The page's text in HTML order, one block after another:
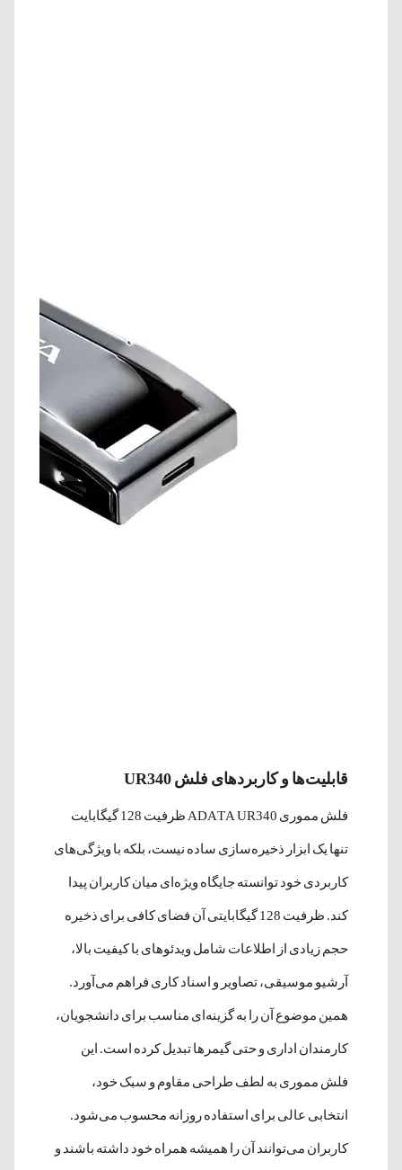
قابلیت‌ها و کاربردهای فلش UR340
فلش مموری ADATA UR340 ظرفیت 128 گیگابایت
تنها یک ابزار ذخیره‌سازی ساده نیست، بلکه با ویژگی‌های
کاربردی خود توانسته جایگاه ویژه‌ای میان کاربران پیدا
کند. ظرفیت 128 گیگابایتی آن فضای کافی برای ذخیره
حجم زیادی از اطلاعات شامل ویدئوهای با کیفیت بالا،
آرشیو موسیقی، تصاویر و اسناد کاری فراهم می‌آورد.
همین موضوع آن را به گزینه‌ای مناسب برای دانشجویان،
کارمندان اداری و حتی گیمرها تبدیل کرده است. این
فلش مموری به لطف طراحی مقاوم و سبک خود،
انتخابی عالی برای استفاده روزانه محسوب می‌شود.
کاربران می‌توانند آن را همیشه همراه خود داشته باشند و